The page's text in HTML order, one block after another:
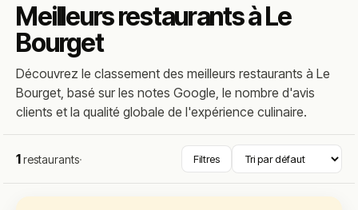
Meilleurs restaurants à Le
Bourget
Découvrez le classement des meilleurs restaurants à Le
Bourget, basé sur les notes Google, le nombre d'avis
clients et la qualité globale de l'expérience culinaire.
1restaurants· Filtres